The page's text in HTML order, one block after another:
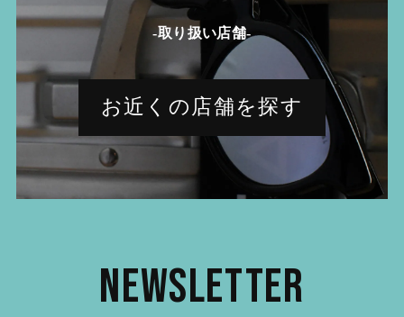
-取り扱い店舗-
お近くの店舗を探す
Newsletter